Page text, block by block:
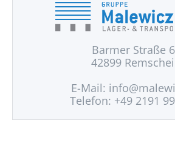
Barmer Straße
42899
E-Mail:
Telefon: +49 2191